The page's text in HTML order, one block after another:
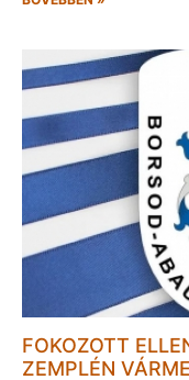
FOKOZOTT
ZEMPLÉN